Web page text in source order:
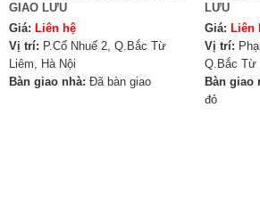
GIAO LƯU
Giá: Liên hệ
Vị trí: P.Cổ Nhuế 2, Q.Bắc Từ
Liêm, Hà Nội
Bàn giao nhà: Đã bàn giao
LƯU
Giá: Liên
Vị trí:
Q.Bắc Từ
Bàn giao
đỏ